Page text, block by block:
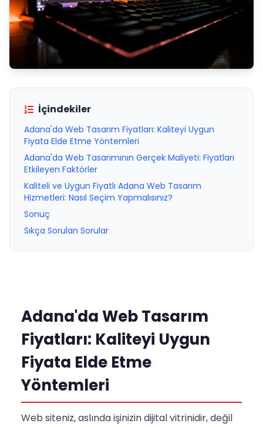
İçindekiler
Adana'da Web Tasarım Fiyatları: Kaliteyi Uygun
Fiyata Elde Etme Yöntemleri
Adana'da Web Tasarımının Gerçek Maliyeti: Fiyatları
Etkileyen Faktörler
Kaliteli ve Uygun Fiyatlı Adana Web Tasarım
Hizmetleri: Nasıl Seçim Yapmalısınız?
Sonuç
Sıkça Sorulan Sorular
Adana'da Web Tasarım
Fiyatları: Kaliteyi Uygun
Fiyata Elde Etme
Yöntemleri
Web siteniz, aslında işinizin dijital vitrinidir, değil